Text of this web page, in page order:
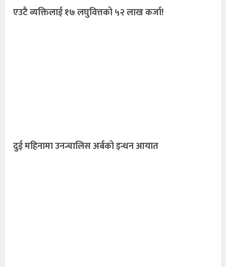
एउटै व्यक्तिलाई १७ लघुवित्तको ५२ लाख कर्जा!
दुई महिनामा उनन्चालिस अर्बको इन्धन आयात